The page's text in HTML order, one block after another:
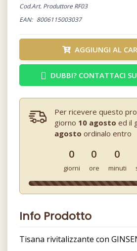
Cod.Art. Produttore RF03
EAN: 8006115003037
AGGIUNGI AL
DUBBI? CONTATTACI
Per ricevere questo
giorno 10 agosto ed il
agosto ordinalo entro
0
giorni
0
ore
0
minuti
Info Prodotto
Tisana rivitalizzante con